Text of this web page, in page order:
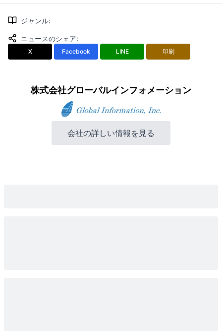
ジャンル:
ニュースのシェア:
X Facebook LINE 印刷
株式会社グローバルインフォメーション
会社の詳しい情報を見る